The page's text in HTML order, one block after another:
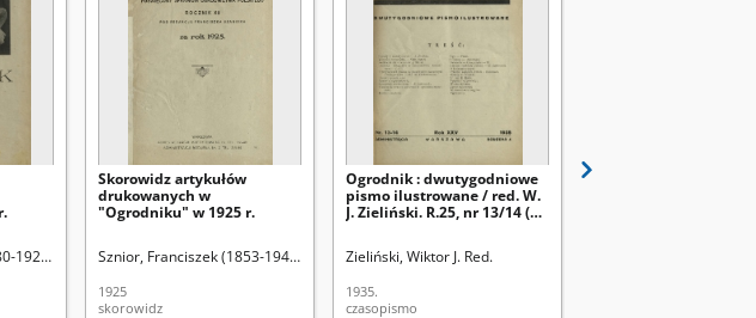
1927). Red. Zieliński, Wiktor J. Red.
Skorowidz artykułów
drukowanych w
"Ogrodniku" w 1925 r.
Sznior, Franciszek (1853-1945). Red.
1925
skorowidz
Ogrodnik : dwutygodniowe
pismo ilustrowane / red. W.
J. Zieliński. R.25, nr 13/14 (31
Zieliński, Wiktor J. Red.
1935.
czasopismo